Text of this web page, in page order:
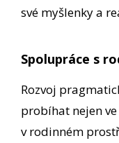
své myšlenky a
Spolupráce s
Rozvoj
probíhat nejen
v rodinném